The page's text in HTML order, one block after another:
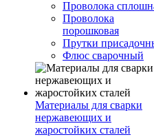
Проволока
Проволока
порошковая
Прутки
Флюс сварочный
Материалы для сварки
нержавеющих и
жаростойких сталей